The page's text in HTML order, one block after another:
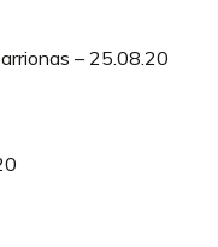
– 25.08.20